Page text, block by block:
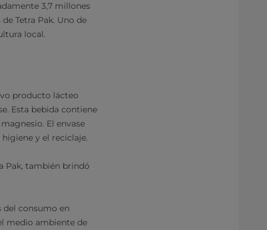
3,7 millones
Tetra Pak. Uno de
local.
producto lácteo
Esta bebida contiene
El envase
y el reciclaje.
Pak, también brindó
del consumo en
medio ambiente de